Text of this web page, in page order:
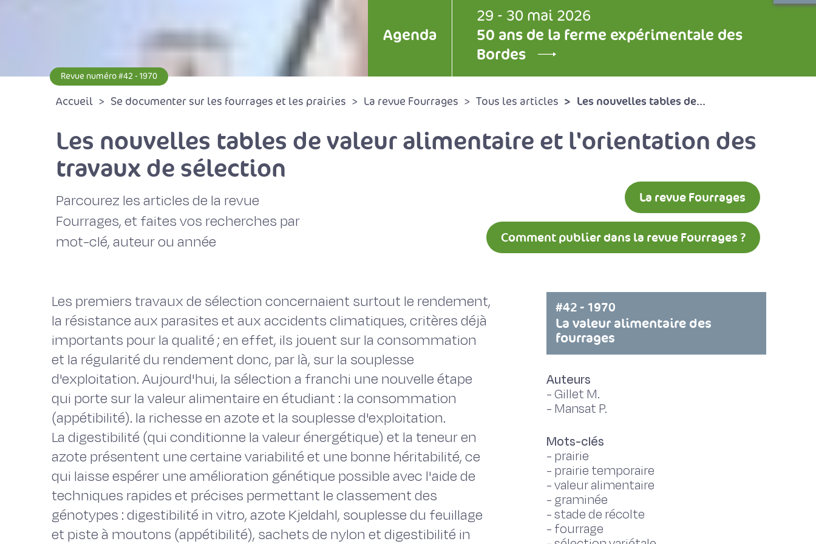
Agenda
29 - 30 mai 2026
50 ans de la ferme expérimentale des
Bordes
Revue numéro #42 - 1970
Accueil Se documenter sur les fourrages et les prairies La revue Fourrages Tous les articles Les nouvelles tables de...
Les nouvelles tables de valeur alimentaire et l'orientation des
travaux de sélection
Parcourez les articles de la revue
Fourrages, et faites vos recherches par
mot-clé, auteur ou année
La revue Fourrages
Comment publier dans la revue Fourrages ?
Les premiers travaux de sélection concernaient surtout le rendement,
la résistance aux parasites et aux accidents climatiques, critères déjà
importants pour la qualité ; en effet, ils jouent sur la consommation
et la régularité du rendement donc, par là, sur la souplesse
d'exploitation. Aujourd'hui, la sélection a franchi une nouvelle étape
qui porte sur la valeur alimentaire en étudiant : la consommation
(appétibilité). la richesse en azote et la souplesse d'exploitation.
La digestibilité (qui conditionne la valeur énergétique) et la teneur en
azote présentent une certaine variabilité et une bonne héritabilité, ce
qui laisse espérer une amélioration génétique possible avec l'aide de
techniques rapides et précises permettant le classement des
génotypes : digestibilité in vitro, azote Kjeldahl, souplesse du feuillage
et piste à moutons (appétibilité), sachets de nylon et digestibilité in
#42 - 1970
La valeur alimentaire des
fourrages
Auteurs
-Gillet M.
- Mansat P.
Mots-clés
- prairie
- prairie temporaire
-valeur alimentaire
- graminée
-stade de récolte
- fourrage